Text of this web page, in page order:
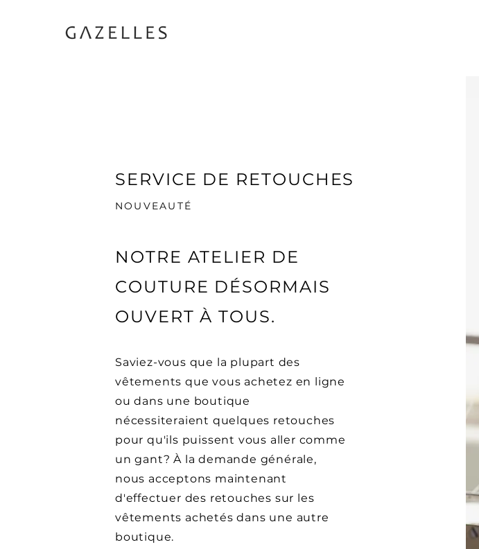
SERVICE DE RETOUCHES
NOUVEAUTÉ
NOTRE ATELIER DE
COUTURE DÉSORMAIS
OUVERT À TOUS.
Saviez-vous que la plupart des
vêtements que vous achetez en ligne
ou dans une boutique
nécessiteraient quelques retouches
pour qu'ils puissent vous aller comme
un gant? À la demande générale,
nous acceptons maintenant
d'effectuer des retouches sur les
vêtements achetés dans une autre
boutique.